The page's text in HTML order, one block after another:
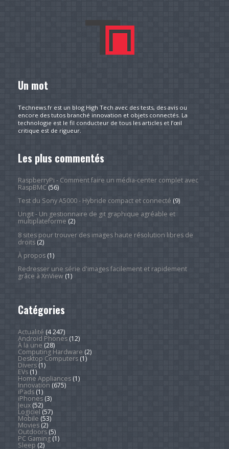
Un mot
Technews.fr est un blog High Tech avec des tests, des avis ou
encore des tutos branché innovation et objets connectés. La
technologie est le fil conducteur de tous les articles et l’œil
critique est de rigueur.
Les plus commentés
RaspberryPi - Comment faire un média-center complet avec
RaspBMC(56)
Test du Sony A5000 - Hybride compact et connecté (9)
Ungit - Un gestionnaire de git graphique agréable et
multiplateforme (2)
8 sites pour trouver des images haute résolution libres de
droits(2)
À propos(1)
Redresser une série d'images facilement et rapidement
grâce à XnView(1)
Catégories
Actualité (4 247)
Android Phones(12)
À la une (28)
Computing Hardware (2)
Desktop Computers(1)
Divers(1)
EVs(1)
Home Appliances(1)
Innovation (675)
iPads(1)
iPhones(3)
Jeux(52)
Logiciel (57)
Mobile (53)
Movies(2)
Outdoors(5)
PC Gaming(1)
Sleep (2)